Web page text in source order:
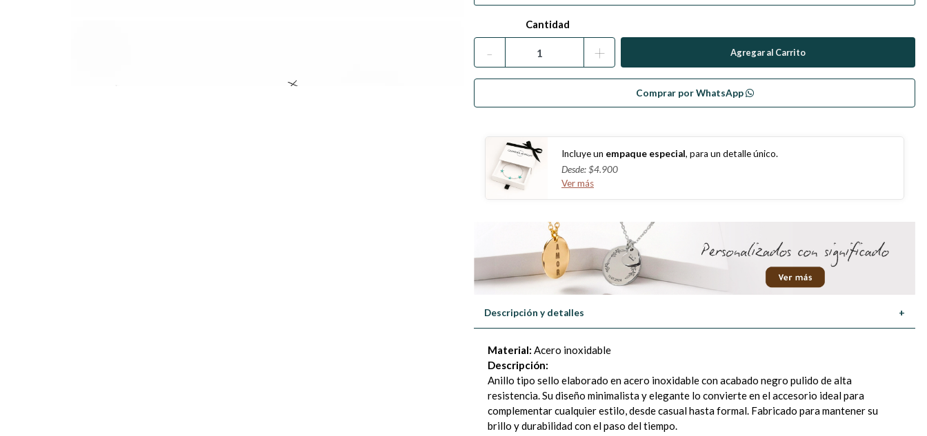
Cantidad
- +
Comprar por WhatsApp
Incluye un empaque especial, para un detalle único.
Desde: $4.900
Ver más
Descripción y detalles +
Material: Acero inoxidable
Descripción:
Anillo tipo sello elaborado en acero inoxidable con acabado negro pulido de alta
resistencia. Su diseño minimalista y elegante lo convierte en el accesorio ideal para
complementar cualquier estilo, desde casual hasta formal. Fabricado para mantener su
brillo y durabilidad con el paso del tiempo.